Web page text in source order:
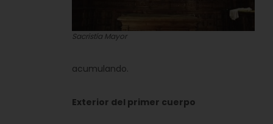
Sacristía Mayor
acumulando.
Exterior del primer cuerpo